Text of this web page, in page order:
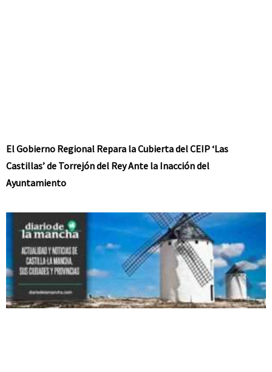
El Gobierno Regional Repara la Cubierta del CEIP ‘Las
Castillas’ de Torrejón del Rey Ante la Inacción del
Ayuntamiento